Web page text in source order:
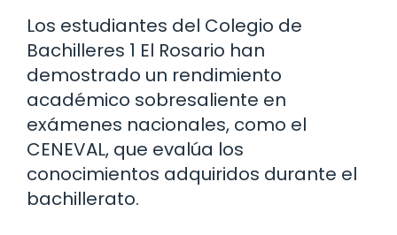
Los estudiantes del Colegio de
Bachilleres 1 El Rosario han
demostrado un rendimiento
académico sobresaliente en
exámenes nacionales, como el
CENEVAL, que evalúa los
conocimientos adquiridos durante el
bachillerato.